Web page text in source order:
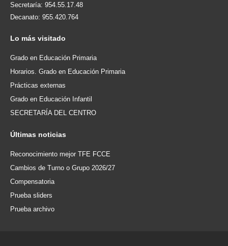
Secretaría: 954.55.17.48
Decanato: 955.420.764
Lo más visitado
Grado en Educación Primaria
Horarios. Grado en Educación Primaria
Prácticas externas
Grado en Educación Infantil
SECRETARÍA DEL CENTRO
Últimas noticias
Reconocimiento mejor TFE FCCE
Cambios de Turno o Grupo 2026/27
Compensatoria
Prueba sliders
Prueba archivo